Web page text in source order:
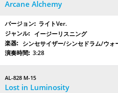
Arcane Alchemy
ライトVer.
イージーリスニング
シンセサイザー/シンセドラム/ウォ
3:28
AL-828 M-15
Lost in Luminosity